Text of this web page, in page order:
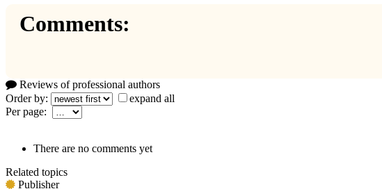
Comments:
Reviews of professional authors
Order by:
expand all
Per page:
There are no comments yet
Related topics
Publisher